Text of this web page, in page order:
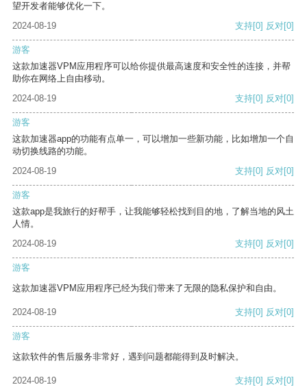
望开发者能够优化一下。
2024-08-19
支持[0] 反对[0]
游客
这款加速器VPM应用程序可以给你提供最高速度和安全性的连接，并帮
助你在网络上自由移动。
2024-08-19
支持[0] 反对[0]
游客
这款加速器app的功能有点单一，可以增加一些新功能，比如增加一个自
动切换线路的功能。
2024-08-19
支持[0] 反对[0]
游客
这款app是我旅行的好帮手，让我能够轻松找到目的地，了解当地的风土
人情。
2024-08-19
支持[0] 反对[0]
游客
这款加速器VPM应用程序已经为我们带来了无限的隐私保护和自由。
2024-08-19 支持[0] 反对[0]
游客
这款软件的售后服务非常好，遇到问题都能得到及时解决。
2024-08-19 支持[0] 反对[0]